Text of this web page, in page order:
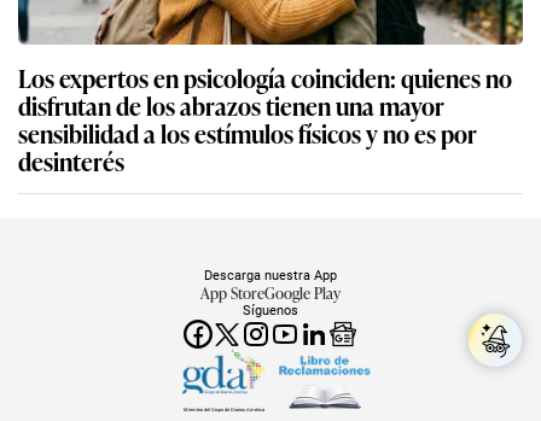
Los expertos en psicología coinciden: quienes no
disfrutan de los abrazos tienen una mayor
sensibilidad a los estímulos físicos y no es por
desinterés
Síguenos
Descarga nuestra App
App StoreGoogle Play
Miembro del Grupo de Diarios América